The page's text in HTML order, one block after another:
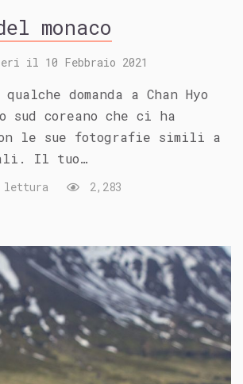
monaco
il 10 Febbraio 2021
domanda a Chan Hyo
sud coreano che ci ha
le sue fotografie simili a
Il tuo…
lettura
2,283